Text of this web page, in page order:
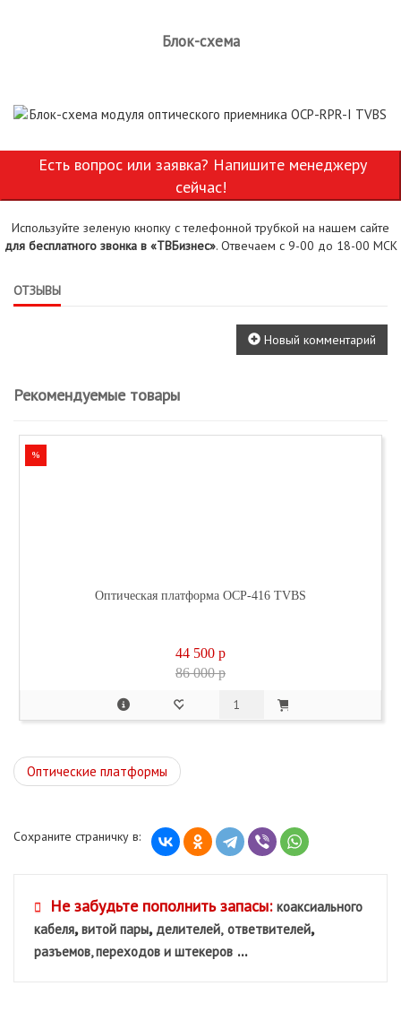
Блок-схема
сейчас!
Используйте зеленую кнопку с телефонной трубкой на нашем сайте
для бесплатного звонка в «ТВБизнес». Отвечаем с 9-00 до 18-00 МСК
ОТЗЫВЫ
Новый комментарий
Рекомендуемые товары
%
Оптическая платформа OCP-416 TVBS
44 500 p
86 000 p
Оптические платформы
Сохраните страничку в:
Не забудьте пополнить запасы: коаксиального
кабеля,витой пары, делителей, ответвителей,
разъемов, переходов и штекеров ...